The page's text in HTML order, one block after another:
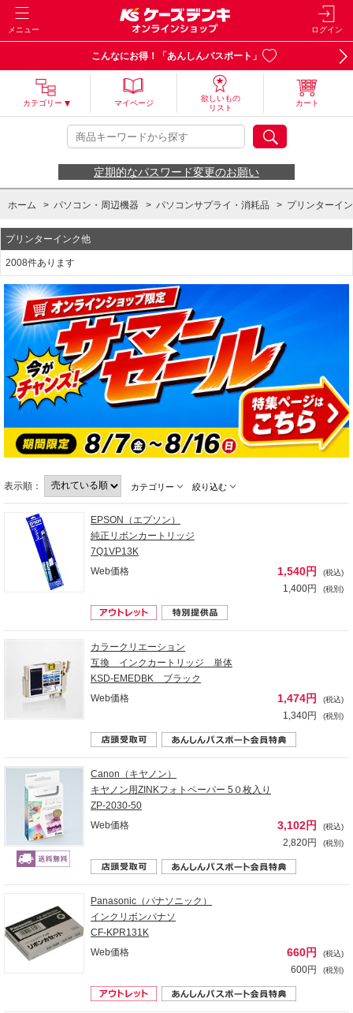
メニュー ログイン
こんなにお得！「あんしんパスポート」
カテゴリー マイページ
欲しいもの
リスト
カート
定期的なパスワード変更のお願い
ホーム > パソコン・周辺機器 > パソコンサプライ・消耗品 > プリンターイ
プリンターインク他
2008件あります
表示順： カテゴリー 絞り込む
EPSON（エプソン）
純正リボンカートリッジ
7Q1VP13K
Web価格
1,540円 (税込)
1,400円 (税別)
カラークリエーション
互換 インクカートリッジ 単体
KSD-EMEDBK ブラック
Web価格
1,474円 (税込)
1,340円 (税別)
Canon（キヤノン）
キヤノン用ZINKフォトペーパー 5０枚入り
ZP-2030-50
Web価格
3,102円 (税込)
2,820円 (税別)
Panasonic（パナソニック）
インクリボンパナソ
CF-KPR131K
Web価格
660円 (税込)
600円 (税別)